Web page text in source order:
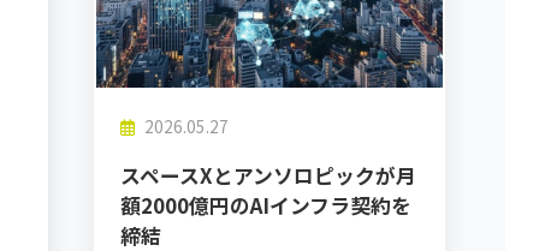
2026.05.27
スペースXとアンソロピックが月
額2000億円のAIインフラ契約を
締結